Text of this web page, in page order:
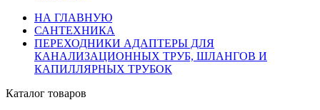
НА ГЛАВНУЮ
САНТЕХНИКА
ПЕРЕХОДНИКИ АДАПТЕРЫ ДЛЯ
КАНАЛИЗАЦИОННЫХ ТРУБ, ШЛАНГОВ И
КАПИЛЛЯРНЫХ ТРУБОК
Каталог товаров